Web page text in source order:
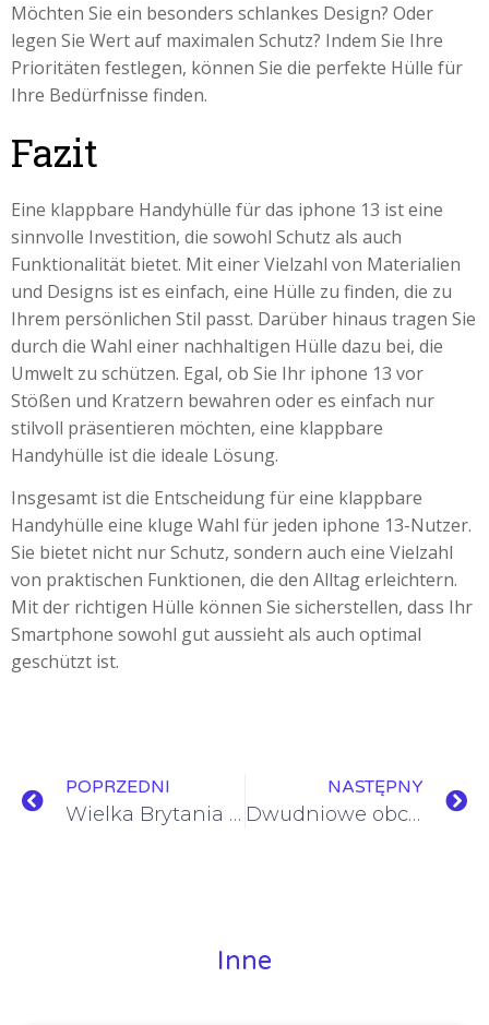
Möchten Sie ein besonders schlankes Design? Oder
legen Sie Wert auf maximalen Schutz? Indem Sie Ihre
Prioritäten festlegen, können Sie die perfekte Hülle für
Ihre Bedürfnisse finden.
Fazit
Eine klappbare Handyhülle für das iphone 13 ist eine
sinnvolle Investition, die sowohl Schutz als auch
Funktionalität bietet. Mit einer Vielzahl von Materialien
und Designs ist es einfach, eine Hülle zu finden, die zu
Ihrem persönlichen Stil passt. Darüber hinaus tragen Sie
durch die Wahl einer nachhaltigen Hülle dazu bei, die
Umwelt zu schützen. Egal, ob Sie Ihr iphone 13 vor
Stößen und Kratzern bewahren oder es einfach nur
stilvoll präsentieren möchten, eine klappbare
Handyhülle ist die ideale Lösung.
Insgesamt ist die Entscheidung für eine klappbare
Handyhülle eine kluge Wahl für jeden iphone 13-Nutzer.
Sie bietet nicht nur Schutz, sondern auch eine Vielzahl
von praktischen Funktionen, die den Alltag erleichtern.
Mit der richtigen Hülle können Sie sicherstellen, dass Ihr
Smartphone sowohl gut aussieht als auch optimal
geschützt ist.
POPRZEDNI
Wielka Brytania bez tajemnic
NASTĘPNY
Dwudniowe obchody Narodowego Święta Niepodległości
Inne